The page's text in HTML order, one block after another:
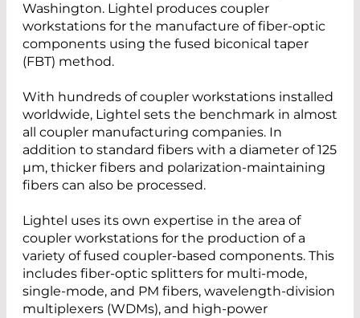
Washington. Lightel produces coupler
workstations for the manufacture of fiber-optic
components using the fused biconical taper
(FBT) method.
With hundreds of coupler workstations installed
worldwide, Lightel sets the benchmark in almost
all coupler manufacturing companies. In
addition to standard fibers with a diameter of 125
µm, thicker fibers and polarization-maintaining
fibers can also be processed.
Lightel uses its own expertise in the area of
coupler workstations for the production of a
variety of fused coupler-based components. This
includes fiber-optic splitters for multi-mode,
single-mode, and PM fibers, wavelength-division
multiplexers (WDMs), and high-power